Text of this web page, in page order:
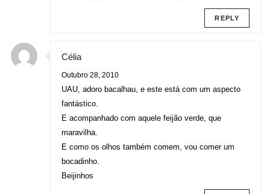
REPLY
Célia
Outubro 28, 2010
UAU, adoro bacalhau, e este está com um aspecto
fantástico.
E acompanhado com aquele feijão verde, que
maravilha.
E como os olhos também comem, vou comer um
bocadinho.
Beijinhos